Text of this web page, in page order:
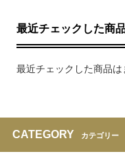
最近チェックした商
最近チェックした商品は
CATEGORY カテゴリー